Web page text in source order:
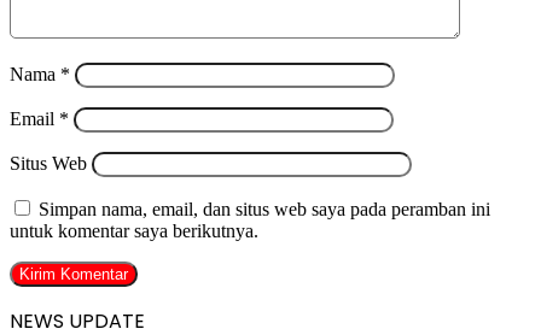
Nama *
Email *
Situs Web
Simpan nama, email, dan situs web saya pada peramban ini
untuk komentar saya berikutnya.
NEWS UPDATE